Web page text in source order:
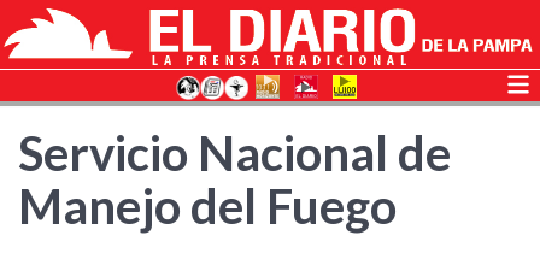
Servicio Nacional de
Manejo del Fuego